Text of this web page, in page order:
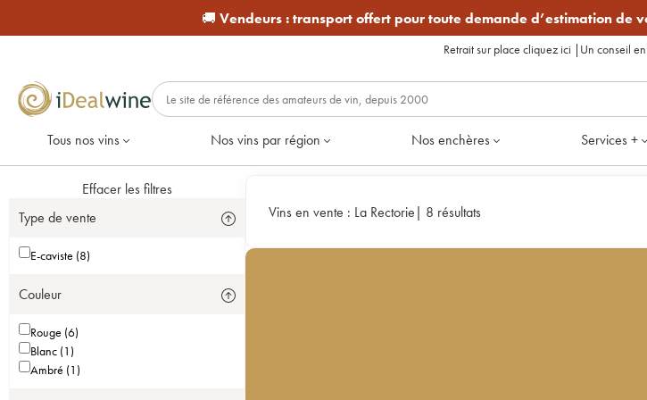
🚚 Vendeurs :transport offert pour toute demande d’estimation de
Retrait sur place cliquez ici | Un conseil
Tous nos vins Nos vins par région Nos enchères Services +
Effacer les filtres
Type de vente
E-caviste (8)
Couleur
Rouge (6)
Blanc (1)
Ambré (1)
Vins en vente : La Rectorie| 8 résultats